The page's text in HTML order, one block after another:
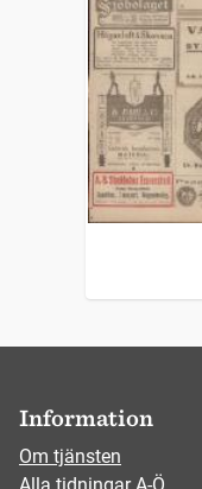
Information
Om tjänsten